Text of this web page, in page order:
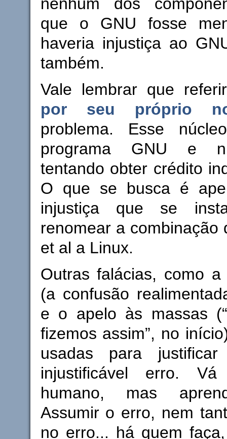
que o GNU fosse
haveria injustiça ao
também.
Vale lembrar que
por seu próprio
problema. Esse
programa GNU e
tentando obter crédito
O que se busca é
injustiça que se
renomear a combinação
et al a Linux.
Outras falácias, como
(a confusão
e o apelo às massas
fizemos assim”, no
usadas para
injustificável erro.
humano, mas
Assumir o erro, nem
no erro... há quem